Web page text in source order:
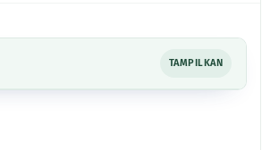
TAMPILKAN